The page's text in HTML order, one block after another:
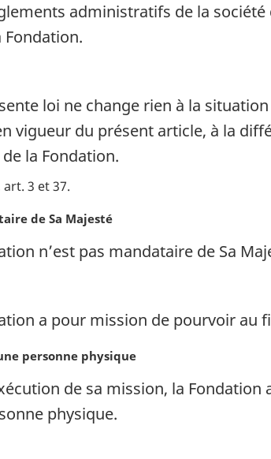
administratifs de la
Fondation.
loi ne change rien à la
vigueur du présent article, à la
la Fondation.
art. 3 et 37
de Sa Majesté
n’est pas mandataire de Sa
a pour mission de pourvoir au
personne physique
de sa mission, la
physique.